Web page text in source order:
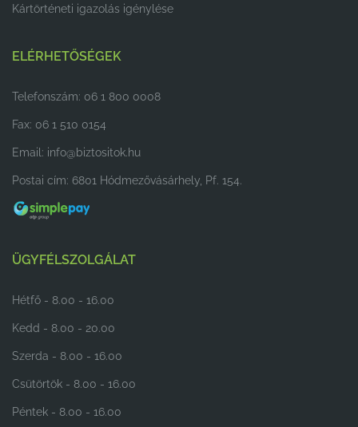
Kártörténeti igazolás igénylése
ELÉRHETŐSÉGEK
Telefonszám: 06 1 800 0008
Fax: 06 1 510 0154
Email: info@biztositok.hu
Postai cím: 6801 Hódmezővásárhely, Pf. 154.
ÜGYFÉLSZOLGÁLAT
Hétfő - 8.00 - 16.00
Kedd - 8.00 - 20.00
Szerda - 8.00 - 16.00
Csütörtök - 8.00 - 16.00
Péntek - 8.00 - 16.00